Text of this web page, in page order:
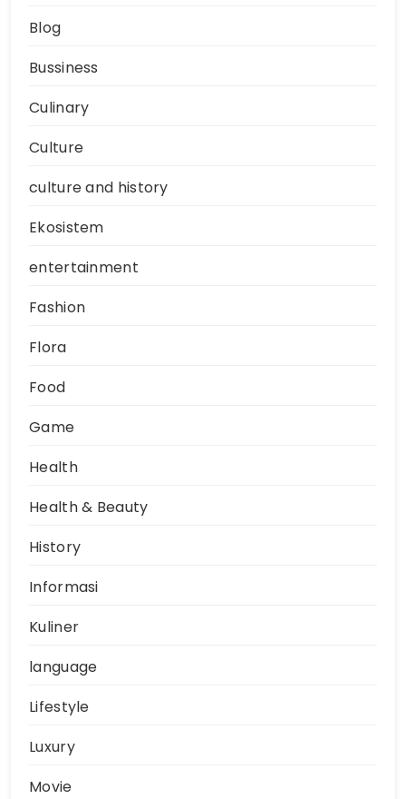
Blog
Bussiness
Culinary
Culture
culture and history
Ekosistem
entertainment
Fashion
Flora
Food
Game
Health
Health & Beauty
History
Informasi
Kuliner
language
Lifestyle
Luxury
Movie